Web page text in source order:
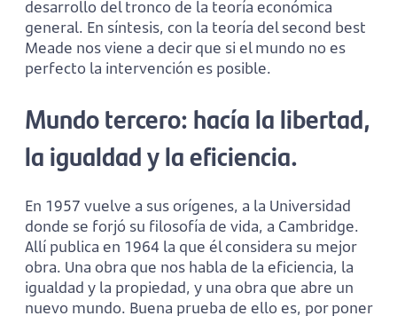
desarrollo del tron­co de la teoría económica
gene­ral. En síntesis, con la teoría del second best
Meade nos viene a decir que si el mundo no es
perfecto la intervención es posible.
Mundo tercero: hacía la libertad,
la igualdad y la efi­ciencia.
En 1957 vuelve a sus orígenes, a la Universidad
donde se forjó su filosofía de vida, a Cambridge.
Allí publica en 1964 la que él considera su mejor
obra. Una obra que nos habla de la eficiencia, la
igualdad y la pro­piedad, y una obra que abre un
nuevo mundo. Buena prueba de ello es, por poner